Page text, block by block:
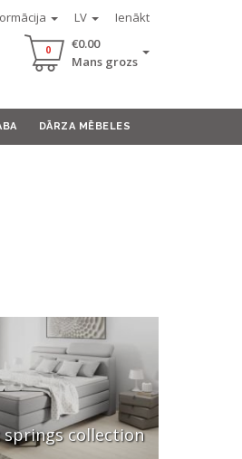
LV Ienākt
0
€0.00
Mans grozs
DĀRZA MĒBELES
springs collection